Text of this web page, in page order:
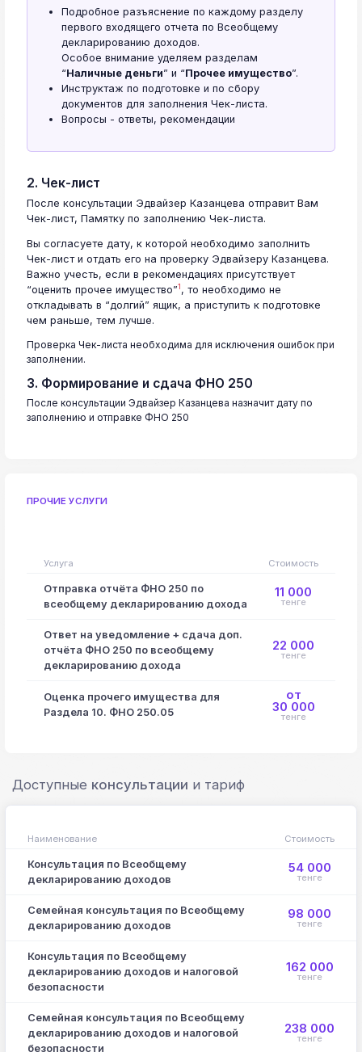
Подробное разъяснение по каждому разделу
первого входящего отчета по Всеобщему
декларированию доходов.
Особое внимание уделяем разделам
“Наличные деньги” и “Прочее имущество”.
Инструктаж по подготовке и по сбору
документов для заполнения Чек-листа.
Вопросы - ответы, рекомендации
2. Чек-лист
После консультации Эдвайзер Казанцева отправит Вам
Чек-лист, Памятку по заполнению Чек-листа.
Вы согласуете дату, к которой необходимо заполнить
Чек-лист и отдать его на проверку Эдвайзеру Казанцева.
Важно учесть, если в рекомендациях присутствует
“оценить прочее имущество”1, то необходимо не
откладывать в “долгий” ящик, а приступить к подготовке
чем раньше, тем лучше.
Проверка Чек-листа необходима для исключения ошибок при
заполнении.
3. Формирование и сдача ФНО 250
После консультации Эдвайзер Казанцева назначит дату по
заполнению и отправке ФНО 250
ПРОЧИЕ УСЛУГИ
Услуга Стоимость
Отправка отчёта ФНО 250 по
всеобщему декларированию дохода
11 000
тенге
Ответ на уведомление + сдача доп.
отчёта ФНО 250 по всеобщему
декларированию дохода
22 000
тенге
Оценка прочего имущества для
Раздела 10. ФНО 250.05
от
30 000
тенге
Доступные консультации и тариф
Наименование Стоимость
Консультация по Всеобщему
декларированию доходов
54 000
тенге
Семейная консультация по Всеобщему
декларированию доходов
98 000
тенге
Консультация по Всеобщему
декларированию доходов и налоговой
безопасности
162 000
тенге
Семейная консультация по Всеобщему
декларированию доходов и налоговой
безопасности
238 000
тенге